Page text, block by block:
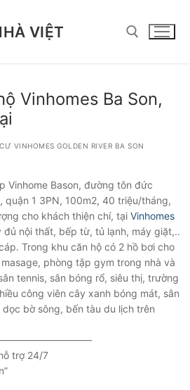
VIỆT
Vinhomes Ba Son,
VINHOMES GOLDEN RIVER BA SON
Vinhome Bason, đường tôn đức
quận 1 3PN, 100m2, 40 triệu/tháng,
cho khách thiện chí, tại Vinhomes
đủ nội thất, bếp từ, tủ lạnh, máy giặt,..
Trong khu căn hộ có 2 hồ bơi cho
phòng tập gym trong nhà và
tennis, sân bóng rổ, siêu thị, trường
công viên cây xanh bóng mát, sân
bờ sông, bến tàu du lịch trên
trợ 24/7